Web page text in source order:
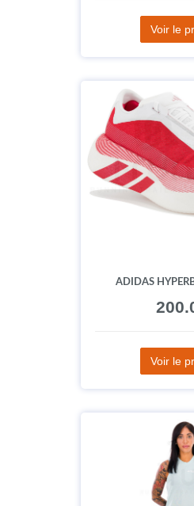
Voir le
ADIDAS
Voir le